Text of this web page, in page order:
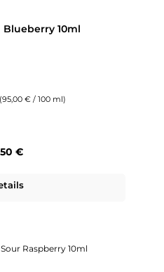
Blueberry 10ml
(95,00 € / 100 ml)
Preis:
€